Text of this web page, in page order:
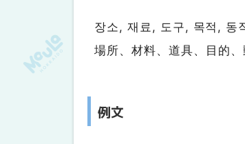
장소, 재료, 도구, 목적, 동
場所、材料、道具、目的
例文